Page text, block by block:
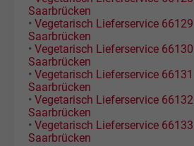
Saarbrücken
• Vegetarisch Lieferservice 66129
Saarbrücken
• Vegetarisch Lieferservice 66130
Saarbrücken
• Vegetarisch Lieferservice 66131
Saarbrücken
• Vegetarisch Lieferservice 66132
Saarbrücken
• Vegetarisch Lieferservice 66133
Saarbrücken